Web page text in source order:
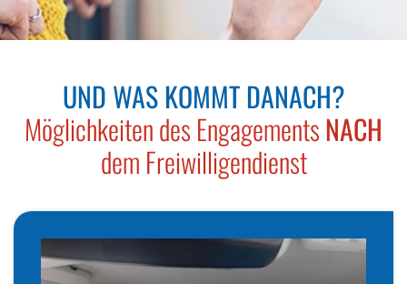
UND WAS KOMMT DANACH?
Möglichkeiten des EngagementsNACH
dem Freiwilligendienst